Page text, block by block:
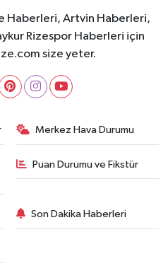
Haberleri, Artvin Haberleri,
Rizespor Haberleri için
size yeter.
Merkez Hava Durumu
Puan Durumu ve Fikstür
Son Dakika Haberleri